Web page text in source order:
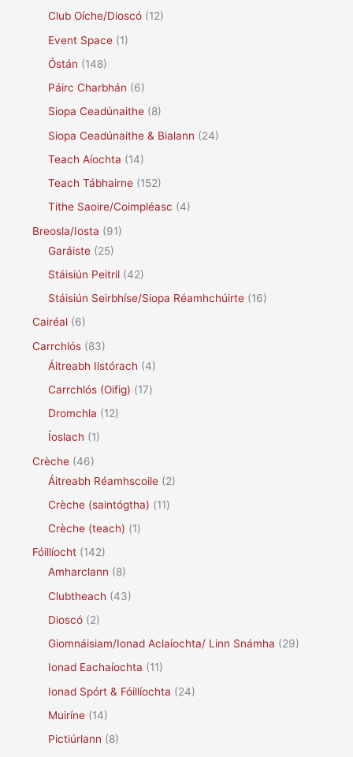
Club Oíche/Dioscó (12)
Event Space (1)
Óstán (148)
Páirc Charbhán (6)
Siopa Ceadúnaithe (8)
Siopa Ceadúnaithe & Bialann (24)
Teach Aíochta (14)
Teach Tábhairne (152)
Tithe Saoire/Coimpléasc (4)
Breosla/Iosta (91)
Garáiste (25)
Stáisiún Peitril (42)
Stáisiún Seirbhíse/Siopa Réamhchúirte (16)
Cairéal (6)
Carrchlós (83)
Áitreabh Ilstórach (4)
Carrchlós (Oifig) (17)
Dromchla (12)
Íoslach (1)
Crèche (46)
Áitreabh Réamhscoile (2)
Crèche (saintógtha) (11)
Crèche (teach) (1)
Fóillíocht (142)
Amharclann (8)
Clubtheach (43)
Dioscó (2)
Giomnáisiam/Ionad Aclaíochta/ Linn Snámha (29)
Ionad Eachaíochta (11)
Ionad Spórt & Fóillíochta (24)
Muiríne (14)
Pictiúrlann (8)